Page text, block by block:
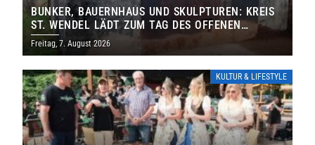
BUNKER, BAUERNHAUS UND SKULPTUREN: KREIS
ST. WENDEL LÄDT ZUM TAG DES OFFENEN
DENKMALS EIN
Freitag, 7. August 2026
KULTUR & LIFESTYLE